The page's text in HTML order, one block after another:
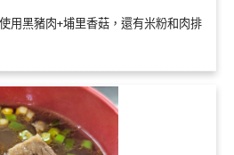
用黑豬肉+埔里香菇，還有米粉和肉排